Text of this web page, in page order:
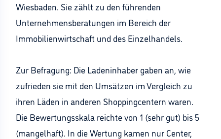
Wiesbaden. Sie zählt zu den führenden
Unternehmensberatungen im Bereich der
Immobilienwirtschaft und des Einzelhandels.
Zur Befragung: Die Ladeninhaber gaben an, wie
zufrieden sie mit den Umsätzen im Vergleich zu
ihren Läden in anderen Shoppingcentern waren.
Die Bewertungsskala reichte von 1 (sehr gut) bis 5
(mangelhaft). In die Wertung kamen nur Center,